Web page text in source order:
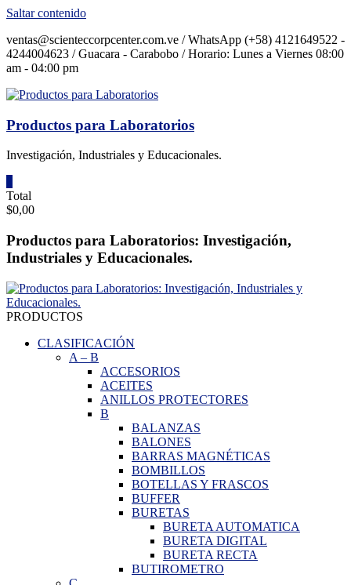
Saltar contenido
ventas@scienteccorpcenter.com.ve / WhatsApp (+58) 4121649522 -
4244004623 / Guacara - Carabobo / Horario: Lunes a Viernes 08:00
am - 04:00 pm
Productos para Laboratorios
Investigación, Industriales y Educacionales.
Total
$0,00
Productos para Laboratorios: Investigación,
Industriales y Educacionales.
PRODUCTOS
CLASIFICACIÓN
A – B
ACCESORIOS
ACEITES
ANILLOS PROTECTORES
B
BALANZAS
BALONES
BARRAS MAGNÉTICAS
BOMBILLOS
BOTELLAS Y FRASCOS
BUFFER
BURETAS
BURETA AUTOMATICA
BURETA DIGITAL
BURETA RECTA
BUTIROMETRO